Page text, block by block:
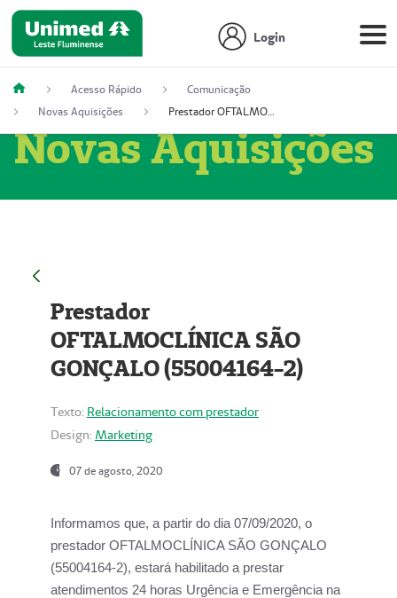
Login
Acesso Rápido
Comunicação
Novas Aquisições
Prestador OFTALMOCLÍNICA SÃO GONÇALO (55004164-2)
Novas Aquisições
Prestador
OFTALMOCLÍNICA SÃO
GONÇALO (55004164-2)
Texto: Relacionamento com prestador
Design: Marketing
07 de agosto, 2020
Informamos que, a partir do dia 07/09/2020, o
prestador OFTALMOCLÍNICA SÃO GONÇALO
(55004164-2), estará habilitado a prestar
atendimentos 24 horas Urgência e Emergência na